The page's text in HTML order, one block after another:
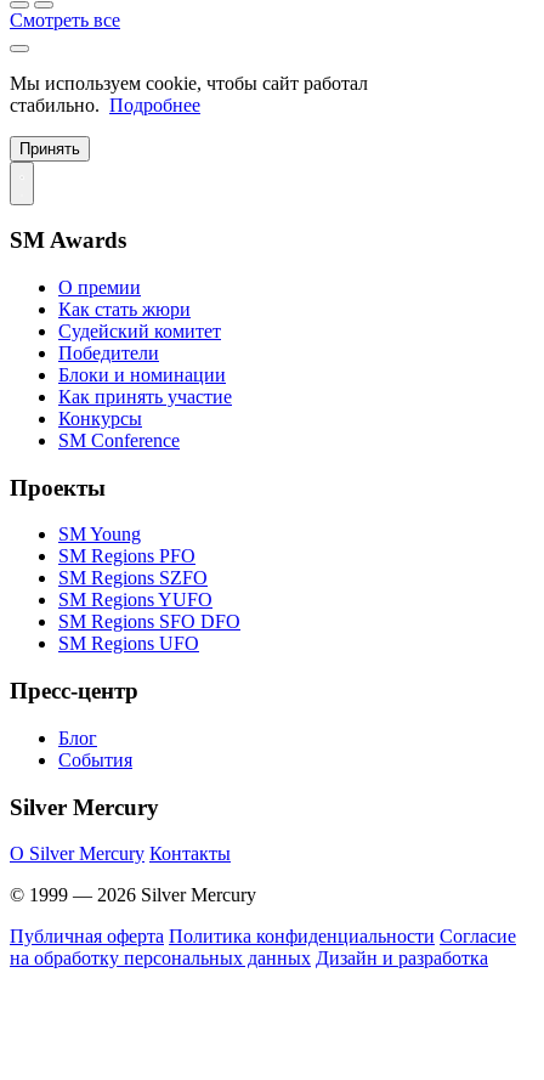
Смотреть все
Мы используем cookie, чтобы сайт работал
стабильно. Подробнее
Принять
SM Awards
О премии
Как стать жюри
Судейский комитет
Победители
Блоки и номинации
Как принять участие
Конкурсы
SM Conference
Проекты
SM Young
SM Regions PFO
SM Regions SZFO
SM Regions YUFO
SM Regions SFO DFO
SM Regions UFO
Пресс-центр
Блог
События
Silver Mercury
O Silver Mercury Контакты
© 1999 — 2026 Silver Mercury
Публичная оферта Политика конфиденциальности Согласие
на обработку персональных данных Дизайн и разработка